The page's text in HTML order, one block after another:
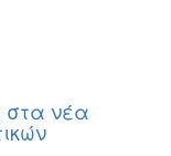
στα νέα